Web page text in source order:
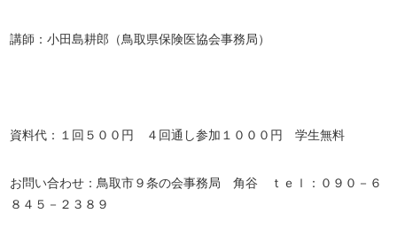
講師：小田島耕郎（鳥取県保険医協会事務局）
資料代：１回５００円 ４回通し参加１０００円 学生無料
お問い合わせ：鳥取市９条の会事務局 角谷 ｔｅｌ：０９０－６
８４５－２３８９